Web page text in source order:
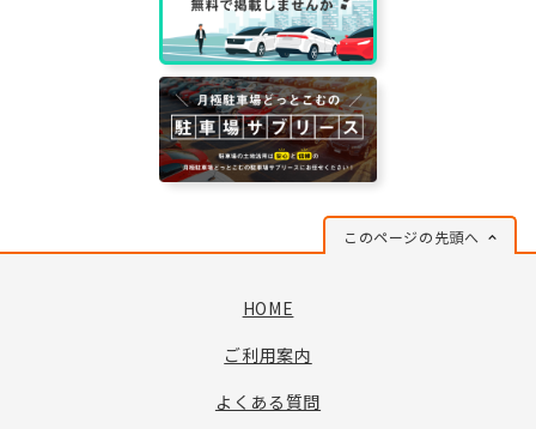
このページの先頭へ
HOME
ご利用案内
よくある質問